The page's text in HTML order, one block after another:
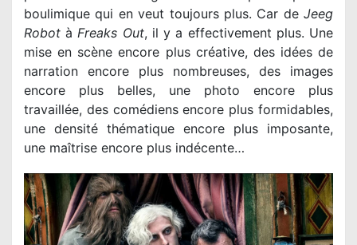
boulimique qui en veut toujours plus. Car de Jeeg
Robot àFreaks Out, il y a effectivement plus. Une
mise en scène encore plus créative, des idées de
narration encore plus nombreuses, des images
encore plus belles, une photo encore plus
travaillée, des comédiens encore plus formidables,
une densité thématique encore plus imposante,
une maîtrise encore plus indécente…